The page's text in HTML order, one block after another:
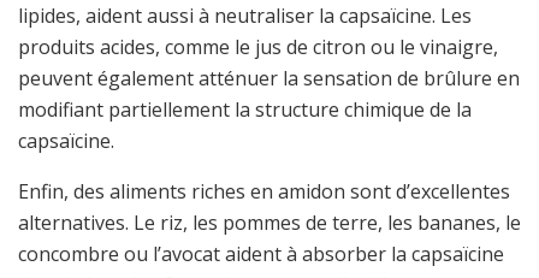
lipides, aident aussi à neutraliser la capsaïcine. Les
produits acides, comme le jus de citron ou le vinaigre,
peuvent également atténuer la sensation de brûlure en
modifiant partiellement la structure chimique de la
capsaïcine.
Enfin, des aliments riches en amidon sont d’excellentes
alternatives. Le riz, les pommes de terre, les bananes, le
concombre ou l’avocat aident à absorber la capsaïcine